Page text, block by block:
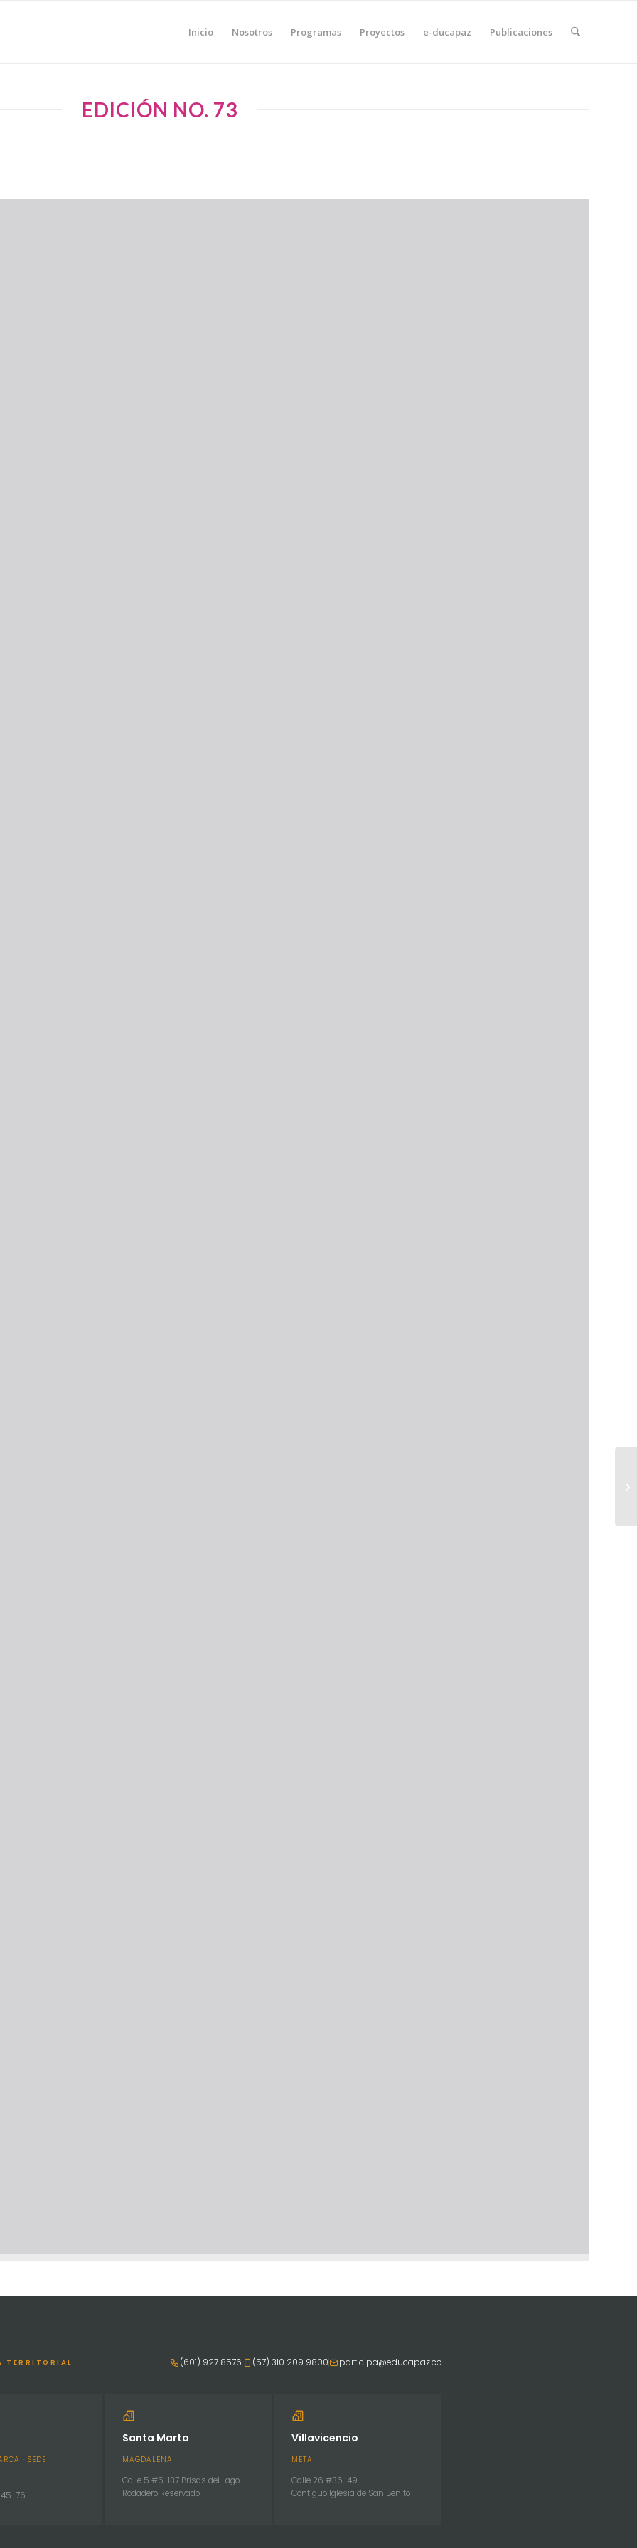
Inicio Nosotros Programas Proyectos e-ducapaz Publicaciones
EDICIÓN NO. 73
TERRITORIAL (601) 927 8576 (57) 310 209 9800 participa@educapaz.co
· SEDE
45-76
Santa Marta
MAGDALENA
Calle 5 #5-137 Brisas del Lago
Rodadero Reservado
Villavicencio
META
Calle 26 #36-49
Contiguo Iglesia de San Benito